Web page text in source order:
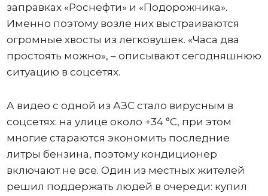
заправках «Роснефти» и «Подорожника».
Именно поэтому возле них выстраиваются
огромные хвосты из легковушек. «Часа два
простоять можно», – описывают сегодняшнюю
ситуацию в соцсетях.
А видео с одной из АЗС стало вирусным в
соцсетях: на улице около +34 °C, при этом
многие стараются экономить последние
литры бензина, поэтому кондиционер
включают не все. Один из местных жителей
решил поддержать людей в очереди: купил